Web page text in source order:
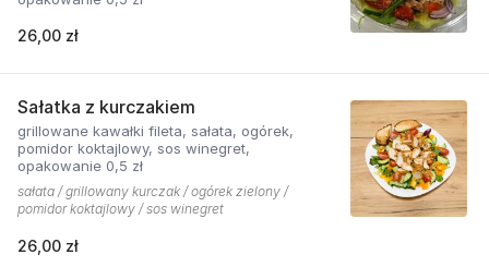
26,00 zł
Sałatka z kurczakiem
grillowane kawałki fileta, sałata, ogórek,
pomidor koktajlowy, sos winegret,
opakowanie 0,5 zł
sałata / grillowany kurczak / ogórek zielony /
pomidor koktajlowy / sos winegret
26,00 zł